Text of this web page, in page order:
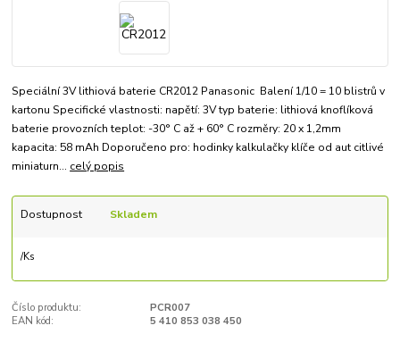
Speciální 3V lithiová baterie CR2012 Panasonic Balení 1/10 = 10 blistrů v
kartonu Specifické vlastnosti: napětí: 3V typ baterie: lithiová knoflíková
baterie provozních teplot: -30° C až + 60° C rozměry: 20 x 1,2mm
kapacita: 58 mAh Doporučeno pro: hodinky kalkulačky klíče od aut citlivé
miniaturn... celý popis
Dostupnost Skladem
/Ks
Číslo produktu:
PCR007
EAN kód:
5 410 853 038 450